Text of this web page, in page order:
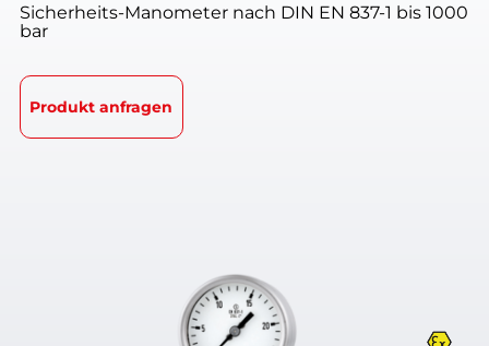
Sicherheits-Manometer nach DIN EN 837-1 bis 1000
bar
Produkt anfragen